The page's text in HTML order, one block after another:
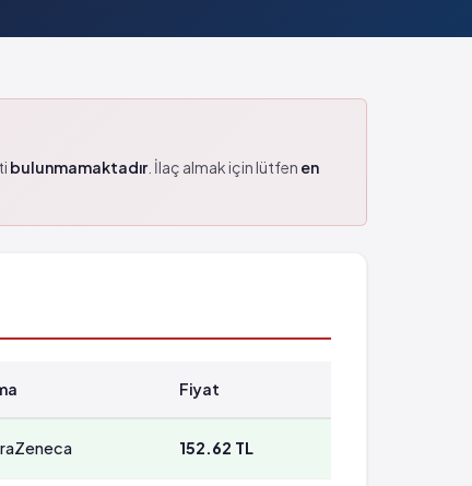
bulunmamaktadır. İlaç almak için lütfen en
Fiyat
152.62 TL